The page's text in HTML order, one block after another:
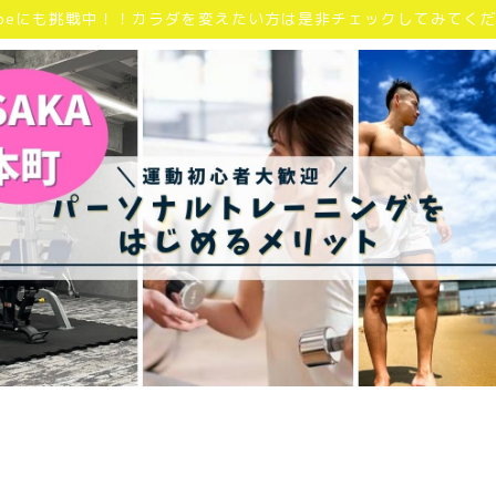
にも挑戦中！！カラダを変えたい方は是非チェックしてみてく